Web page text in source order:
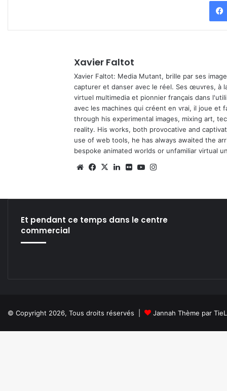
Xavier Faltot
Xavier Faltot: Media Mutant, brille par ses
capturer et danser avec le réel. Ses œuvres, à
virtuel multimedia et pionnier français dans
avec les machines qui créent en vrai, il joue et
through his experimental images, mixing art,
reality. His works, both provocative and
use of web tools, he has always awaited the
bespoke animated worlds or unfamiliar virtual
We Fa
X
Lin Fli Yo
Et pendant ce temps dans le centre
commercial
© Copyright 2026, Tous droits réservés | Jannah Thème par